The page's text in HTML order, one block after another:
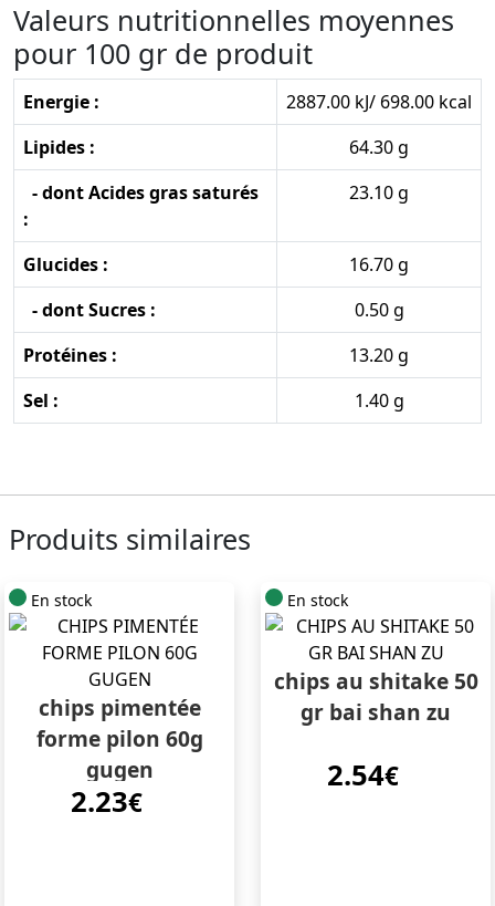
Valeurs nutritionnelles moyennes
pour 100 gr de produit
Energie :
2887.00 kJ/ 698.00 kcal
Lipides :
64.30 g
- dont Acides gras saturés
:
23.10 g
Glucides :
16.70 g
- dont Sucres :
0.50 g
Protéines :
13.20 g
Sel :
1.40 g
Produits similaires
En stock
chips pimentée
forme pilon 60g
gugen
2.23€
En stock
chips au shitake 50
gr bai shan zu
2.54€